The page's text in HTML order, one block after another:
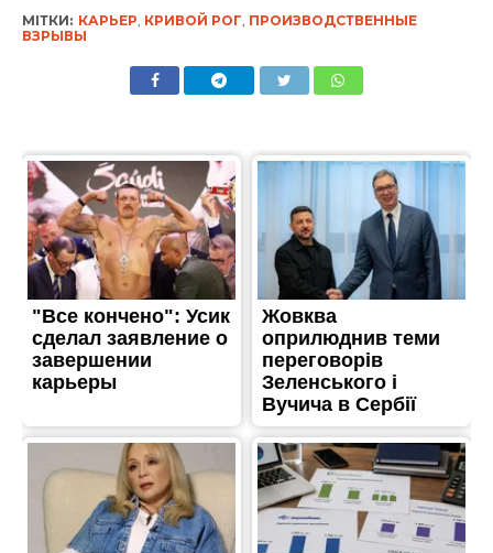
МІТКИ: КАРЬЕР, КРИВОЙ РОГ, ПРОИЗВОДСТВЕННЫЕ
ВЗРЫВЫ